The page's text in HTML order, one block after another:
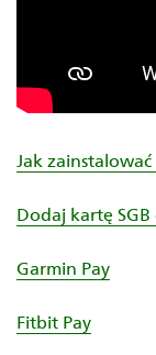
Jak
Dodaj kartę
Garmin Pay
Fitbit Pay